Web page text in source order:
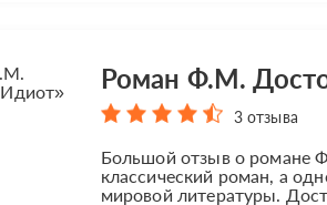
Роман Ф.М.
3 отзыва
Большой отзыв о романе
классический роман, а
мировой литературы.